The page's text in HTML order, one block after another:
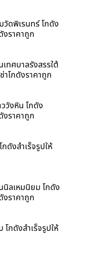
วัดพิเรนทร์ โกดัง
งราคาถูก
เทศบาลรังสรรใต้
าโกดังราคาถูก
วังหิน โกดัง
งราคาถูก
ดังสำเร็จรูปให้
นิลเหมนิยม โกดัง
งราคาถูก
โกดังสำเร็จรูปให้